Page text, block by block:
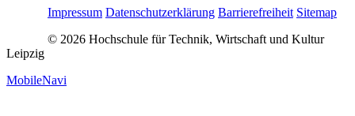
Impressum Datenschutzerklärung Barrierefreiheit Sitemap
© 2026 Hochschule für Technik, Wirtschaft und Kultur
Leipzig
MobileNavi